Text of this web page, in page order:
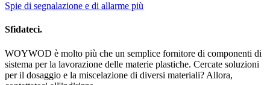
Spie di segnalazione e di allarme più
Sfidateci.
WOYWOD è molto più che un semplice fornitore di componenti di
sistema per la lavorazione delle materie plastiche. Cercate soluzioni
per il dosaggio e la miscelazione di diversi materiali? Allora,